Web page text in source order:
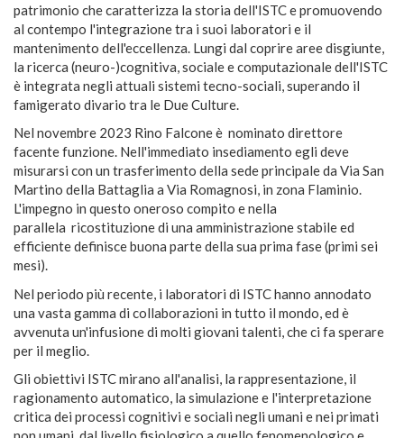
patrimonio che caratterizza la storia dell'ISTC e promuovendo
al contempo l'integrazione tra i suoi laboratori e il
mantenimento dell'eccellenza. Lungi dal coprire aree disgiunte,
la ricerca (neuro-)cognitiva, sociale e computazionale dell'ISTC
è integrata negli attuali sistemi tecno-sociali, superando il
famigerato divario tra le Due Culture.
Nel novembre 2023 Rino Falcone è nominato direttore
facente funzione. Nell'immediato insediamento egli deve
misurarsi con un trasferimento della sede principale da Via San
Martino della Battaglia a Via Romagnosi, in zona Flaminio.
L'impegno in questo oneroso compito e nella
parallela ricostituzione di una amministrazione stabile ed
efficiente definisce buona parte della sua prima fase (primi sei
mesi).
Nel periodo più recente, i laboratori di ISTC hanno annodato
una vasta gamma di collaborazioni in tutto il mondo, ed è
avvenuta un'infusione di molti giovani talenti, che ci fa sperare
per il meglio.
Gli obiettivi ISTC mirano all'analisi, la rappresentazione, il
ragionamento automatico, la simulazione e l'interpretazione
critica dei processi cognitivi e sociali negli umani e nei primati